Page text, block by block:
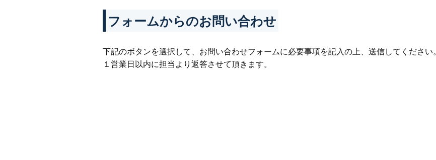
フォームからのお問い合わせ
下記のボタンを選択して、お問い合わせフォームに必要事項を記入の上、送信してください。
１営業日以内に担当より返答させて頂きます。